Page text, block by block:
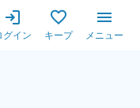
グイン キープ メニュー